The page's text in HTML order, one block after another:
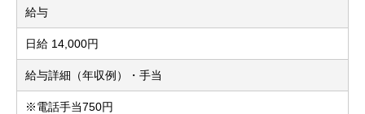
給与
日給 14,000円
給与詳細（年収例）・手当
※電話手当750円